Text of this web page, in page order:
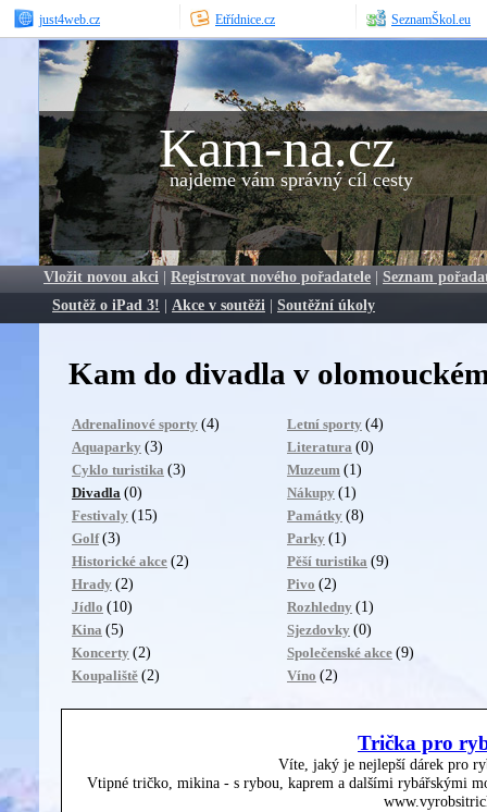
just4web.cz Etřídnice.cz SeznamŠkol.eu
Kam-na.cz
najdeme vám správný cíl cesty
Vložit novou akci | Registrovat nového pořadatele | Seznam
Soutěž o iPad 3! | Akce v soutěži | Soutěžní úkoly
Kam do divadla v
Adrenalinové sporty (4)
Aquaparky (3)
Cyklo turistika (3)
Divadla (0)
Festivaly (15)
Golf (3)
Historické akce (2)
Hrady (2)
Jídlo (10)
Kina (5)
Koncerty (2)
Koupaliště (2)
Letní sporty (4)
Literatura (0)
Muzeum (1)
Nákupy (1)
Památky (8)
Parky (1)
Pěší turistika (9)
Pivo (2)
Rozhledny (1)
Sjezdovky (0)
Společenské akce (9)
Víno (2)
Trička pro
Víte, jaký je nejlepší dárek pro
Vtipné tričko, mikina - s rybou, kaprem a dalšími rybářskými